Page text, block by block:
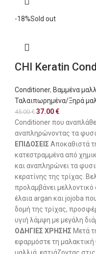
-18%Sold out
CHI Keratin
Conditioner, Βαμμένα
Ταλαιπωρημένα/Ξηρά
45.00€ 37.00€
Conditioner που
αναπληρώνοντας τα
ΕΠΙΔΟΣΕΙΣ Αποκαθιστά
κατεστραμμένα από
και αναπληρώνει τα
κερατίνης της τρίχας.
προλαμβάνει μελλοντικό
έλαια argan και jojoba
δομή της τρίχας,
υγιή λάμψη με μεγάλη
ΟΔΗΓΙΕΣ ΧΡΗΣΗΣ Μετά
εφαρμόστε τη